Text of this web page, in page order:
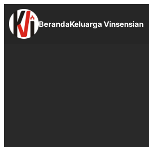
BerandaKeluarga Vinsensian